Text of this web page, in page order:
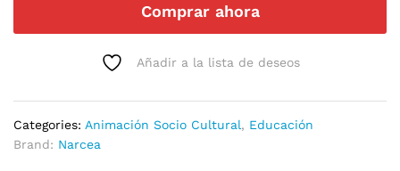
Comprar ahora
Añadir a la lista de deseos
Categories: Animación Socio Cultural, Educación
Brand: Narcea